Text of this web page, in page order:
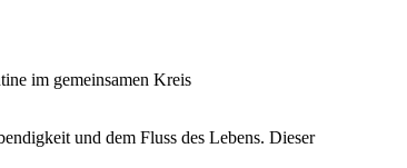
im gemeinsamen Kreis
und dem Fluss des Lebens. Dieser